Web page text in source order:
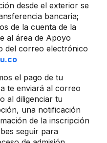
desde el exterior se
bancaria;
de la cuenta de la
al área de Apoyo
del correo electrónico
el pago de tu
te enviará al correo
al diligenciar tu
una notificación
de la inscripción
seguir para